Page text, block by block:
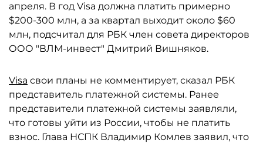
апреля. В год Visa должна платить примерно
$200-300 млн, а за квартал выходит около $60
млн, подсчитал для РБК член совета директоров
ООО "ВЛМ-инвест" Дмитрий Вишняков.
Visa свои планы не комментирует, сказал РБК
представитель платежной системы. Ранее
представители платежной системы заявляли,
что готовы уйти из России, чтобы не платить
взнос. Глава НСПК Владимир Комлев заявил, что